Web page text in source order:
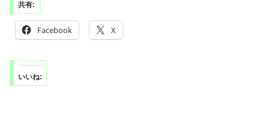
共有:
Facebook X
いいね: